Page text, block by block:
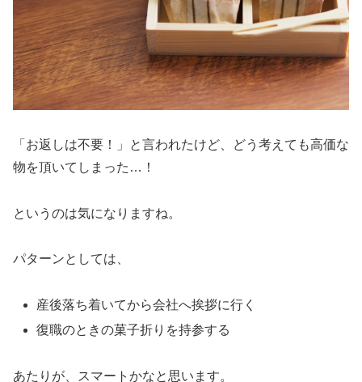
「お返しは不要！」と言われたけど、どう考えても高価な
物を頂いてしまった…！
というのは気になりますね。
パターンとしては、
産後落ち着いてから会社へ挨拶に行く
復職のときの菓子折りを持参する
あたりが、スマートかなと思います。